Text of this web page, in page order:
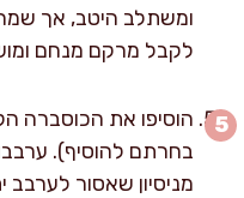
ומשתלב היטב, אך
לקבל מרקם מנחם
הוסיפו את הכוסברה
בחרתם להוסיף).
מניסיון שאסור